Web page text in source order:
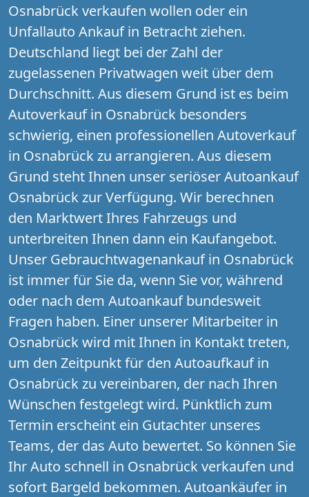
Osnabrück verkaufen wollen oder ein
Unfallauto Ankauf in Betracht ziehen.
Deutschland liegt bei der Zahl der
zugelassenen Privatwagen weit über dem
Durchschnitt. Aus diesem Grund ist es beim
Autoverkauf in Osnabrück besonders
schwierig, einen professionellen Autoverkauf
in Osnabrück zu arrangieren. Aus diesem
Grund steht Ihnen unser seriöser Autoankauf
Osnabrück zur Verfügung. Wir berechnen
den Marktwert Ihres Fahrzeugs und
unterbreiten Ihnen dann ein Kaufangebot.
Unser Gebrauchtwagenankauf in Osnabrück
ist immer für Sie da, wenn Sie vor, während
oder nach dem Autoankauf bundesweit
Fragen haben. Einer unserer Mitarbeiter in
Osnabrück wird mit Ihnen in Kontakt treten,
um den Zeitpunkt für den Autoaufkauf in
Osnabrück zu vereinbaren, der nach Ihren
Wünschen festgelegt wird. Pünktlich zum
Termin erscheint ein Gutachter unseres
Teams, der das Auto bewertet. So können Sie
Ihr Auto schnell in Osnabrück verkaufen und
sofort Bargeld bekommen. Autoankäufer in